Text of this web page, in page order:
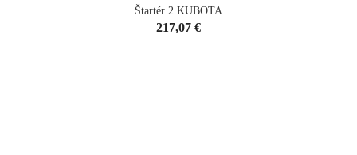
Štartér 2 KUBOTA
Cena
217,07 €